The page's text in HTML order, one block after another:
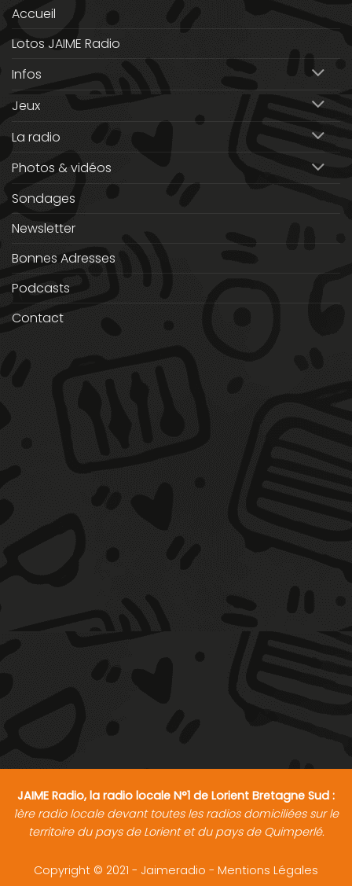
Accueil
Lotos JAIME Radio
Infos
Jeux
La radio
Photos & vidéos
Sondages
Newsletter
Bonnes Adresses
Podcasts
Contact
JAIME Radio, la radio locale N°1 de Lorient Bretagne Sud :
1ère radio locale devant toutes les radios domiciliées sur le
territoire du pays de Lorient et du pays de Quimperlé.
Copyright © 2021 - Jaimeradio - Mentions Légales